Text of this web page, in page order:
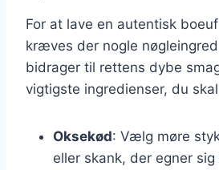
For at lave en autentisk
kræves der nogle
bidrager til rettens dybe
vigtigste ingredienser, du
Oksekød: Vælg møre
eller skank, der egner